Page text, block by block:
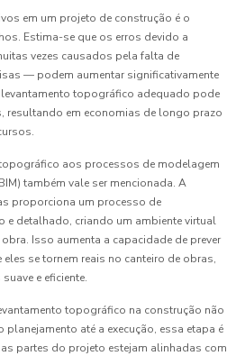
em um projeto de construção é o
Estima-se que os erros devido a
vezes causados pela falta de
— podem aumentar significativamente
topográfico adequado pode
resultando em economias de longo prazo
aos processos de modelagem
também vale ser mencionada. A
proporciona um processo de
e detalhado, criando um ambiente virtual
Isso aumenta a capacidade de prever
se tornem reais no canteiro de obras,
e eficiente.
topográfico na construção não
até a execução, essa etapa é
partes do projeto estejam alinhadas com